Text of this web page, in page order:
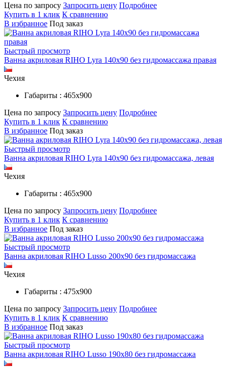
Цена по запросу Запросить цену Подробнее
Купить в 1 клик К сравнению
В избранное Под заказ
Быстрый просмотр
Ванна акриловая RIHO Lyra 140x90 без гидромассажа правая
Чехия
Габариты : 465х900
Цена по запросу Запросить цену Подробнее
Купить в 1 клик К сравнению
В избранное Под заказ
Быстрый просмотр
Ванна акриловая RIHO Lyra 140x90 без гидромассажа, левая
Чехия
Габариты : 465х900
Цена по запросу Запросить цену Подробнее
Купить в 1 клик К сравнению
В избранное Под заказ
Быстрый просмотр
Ванна акриловая RIHO Lusso 200x90 без гидромассажа
Чехия
Габариты : 475х900
Цена по запросу Запросить цену Подробнее
Купить в 1 клик К сравнению
В избранное Под заказ
Быстрый просмотр
Ванна акриловая RIHO Lusso 190x80 без гидромассажа